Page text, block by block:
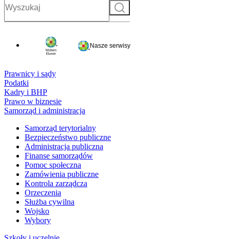
Szukaj
Nasze serwisy
Prawnicy i sądy
Podatki
Kadry i BHP
Prawo w biznesie
Samorząd i administracja
Samorząd terytorialny
Bezpieczeństwo publiczne
Administracja publiczna
Finanse samorządów
Pomoc społeczna
Zamówienia publiczne
Kontrola zarządcza
Orzeczenia
Służba cywilna
Wojsko
Wybory